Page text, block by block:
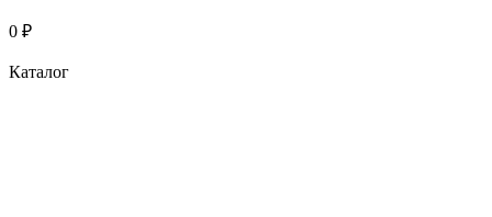
0 ₽
Каталог